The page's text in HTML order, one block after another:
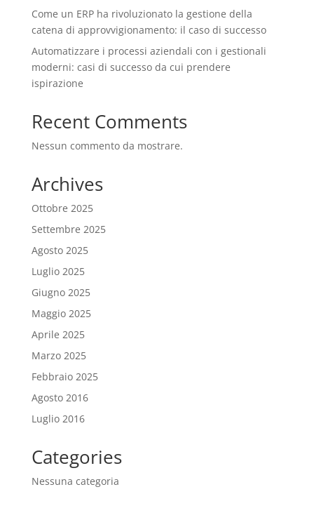
Come un ERP ha rivoluzionato la gestione della
catena di approvvigionamento: il caso di successo
Automatizzare i processi aziendali con i gestionali
moderni: casi di successo da cui prendere
ispirazione
Recent Comments
Nessun commento da mostrare.
Archives
Ottobre 2025
Settembre 2025
Agosto 2025
Luglio 2025
Giugno 2025
Maggio 2025
Aprile 2025
Marzo 2025
Febbraio 2025
Agosto 2016
Luglio 2016
Categories
Nessuna categoria